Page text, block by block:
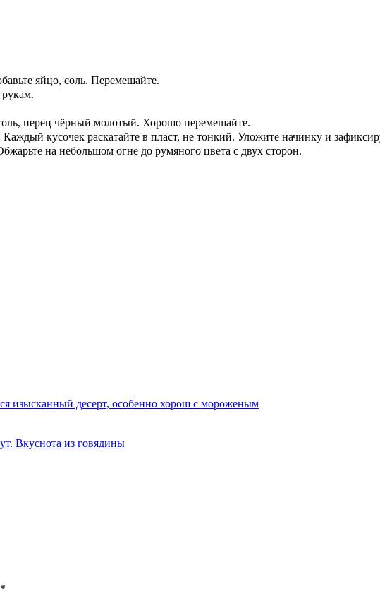
яйцо, соль. Перемешайте.
перец чёрный молотый. Хорошо перемешайте.
кусочек раскатайте в пласт, не тонкий. Уложите начинку и
на небольшом огне до румяного цвета с двух сторон.
изысканный десерт, особенно хорош с мороженым
Вкуснота из говядины
*